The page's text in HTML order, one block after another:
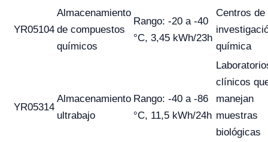
YR05104
Almacenamiento
de compuestos
químicos
Rango: -20 a -40
°C, 3,45 kWh/23h
Centros de
química
YR05314
Almacenamiento
ultrabajo
Rango: -40 a -86
°C, 11,5 kWh/24h
clínicos
manejan
muestras
biológicas